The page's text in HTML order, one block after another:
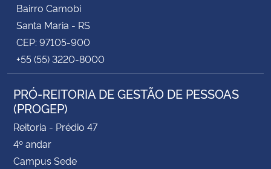
Bairro Camobi
Santa Maria - RS
CEP: 97105-900
+55 (55) 3220-8000
PRÓ-REITORIA DE GESTÃO DE PESSOAS
(PROGEP)
Reitoria - Prédio 47
4º andar
Campus Sede